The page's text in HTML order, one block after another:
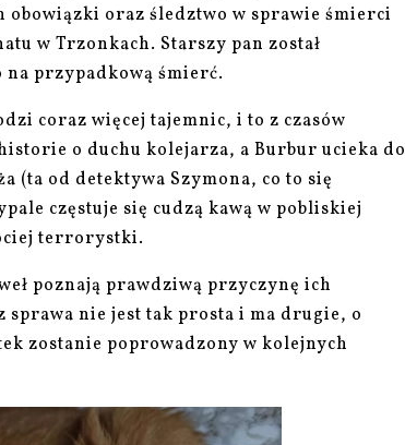
oraz śledztwo w sprawie śmierci
w Trzonkach. Starszy pan został
przypadkową śmierć.
coraz więcej tajemnic, i to z czasów
o duchu kolejarza, a Burbur ucieka do
(ta od detektywa Szymona, co to się
częstuje się cudzą kawą w pobliskiej
terrorystki.
poznają prawdziwą przyczynę ich
nie jest tak prosta i ma drugie, o
zostanie poprowadzony w kolejnych